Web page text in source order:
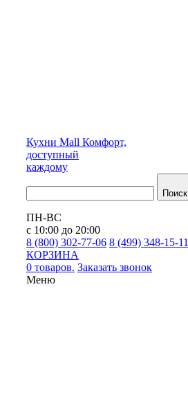
Кухни Mall Комфорт,
доступный
каждому
Поиск
ПН-ВС
с 10:00 до 20:00
8 (800) 302-77-06 8 (499) 348-15-11
КОРЗИНА
0 товаров. Заказать звонок
Меню